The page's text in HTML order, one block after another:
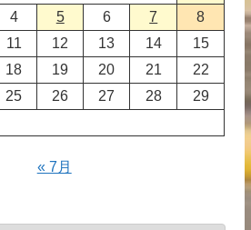
4 5 6 7
8
11 12 13 14
15
18 19 20 21
22
25 26 27 28
29
« 7月